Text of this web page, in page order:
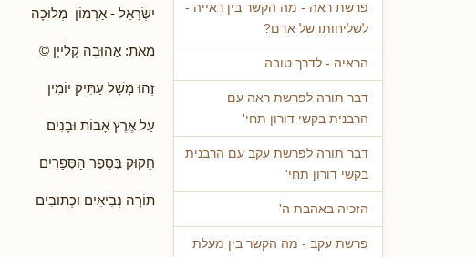
פרשת ראה - מה הקשר בין ראייה -
לשליחותו של אדם?
הראיה - לדרך טובה
דבר תורה לפרשת ראה עם
הרבנית בקשי דורון תחי'
דבר תורה לפרשת עקב עם הרבנית
בקשי דורון תחי'
הזכיה באהבת ה'
פרשת עקב - מה הקשר בין מעלת
יִשְׂרָאֵל - אַרְמוֹן מְלוּכָה
מֵאֵת: אֲהוּבָה קְלַייְן ©
זֶהוּ מָשָׁל עַתִּיק יוֹמִין
עַל אֶרֶץ אָבוֹת וּבָנִים
חָקוּק בְּסֵפֶר הַסְּפָרִים
תּוֹרָה נְבִיאִים וּכְתוּבִים